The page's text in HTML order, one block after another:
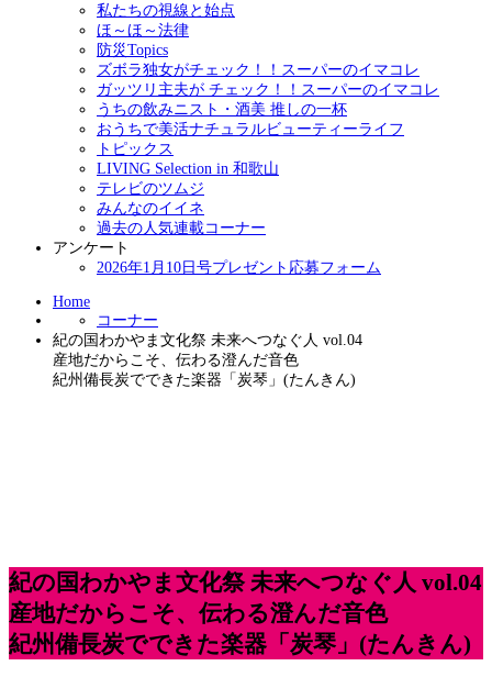
私たちの視線と始点
ほ～ほ～法律
防災Topics
ズボラ独女がチェック！！スーパーのイマコレ
ガッツリ主夫が チェック！！スーパーのイマコレ
うちの飲みニスト・酒美 推しの一杯
おうちで美活ナチュラルビューティーライフ
トピックス
LIVING Selection in 和歌山
テレビのツムジ
みんなのイイネ
過去の人気連載コーナー
アンケート
2026年1月10日号プレゼント応募フォーム
Home
コーナー
紀の国わかやま文化祭 未来へつなぐ人 vol.04
産地だからこそ、伝わる澄んだ音色
紀州備長炭でできた楽器「炭琴」(たんきん)
紀の国わかやま文化祭 未来へつなぐ人 vol.04
産地だからこそ、伝わる澄んだ音色
紀州備長炭でできた楽器「炭琴」(たんきん)